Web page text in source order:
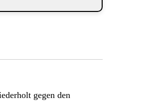
gegen den